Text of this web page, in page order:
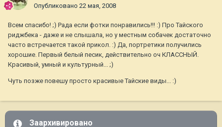
Опубликовано 22 мая, 2008
Всем спасибо! ;) Рада если фотки понравились!!! :) Про Тайского
риджбека - даже и не слышала, но у местным собачек достаточно
часто встречается такой прикол. :) Да, портретики получились
хорошие. Первый белый песик, действительно оч КЛАССНЫЙ.
Красивый, умный и культурный... ;)
Чуть позже повешу просто красивые Тайские виды... :)
Заархивировано